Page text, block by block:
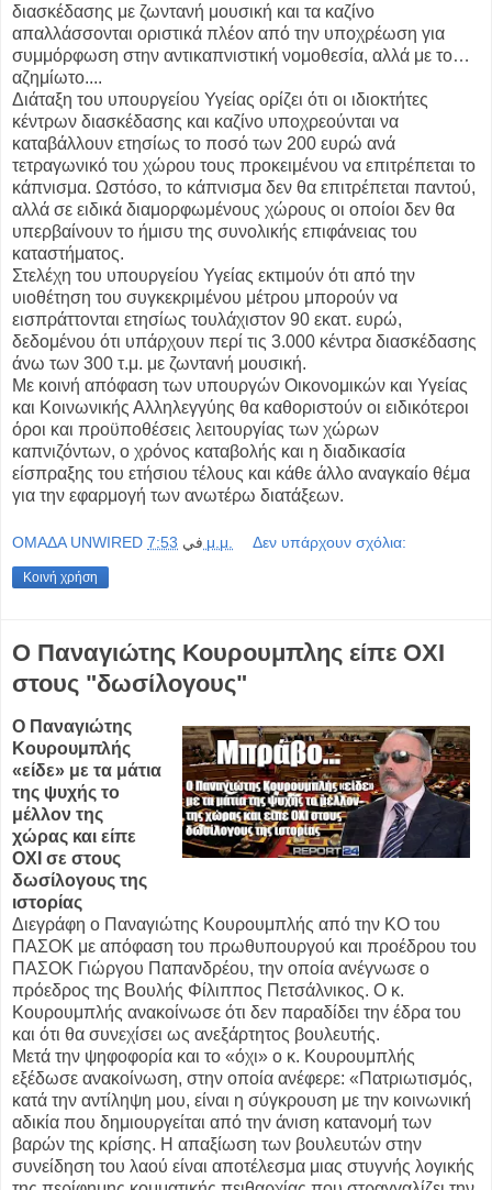
διασκέδασης με ζωντανή μουσική και τα καζίνο
απαλλάσσονται οριστικά πλέον από την υποχρέωση για
συμμόρφωση στην αντικαπνιστική νομοθεσία, αλλά με το…
αζημίωτο....
Διάταξη του υπουργείου Υγείας ορίζει ότι οι ιδιοκτήτες
κέντρων διασκέδασης και καζίνο υποχρεούνται να
καταβάλλουν ετησίως το ποσό των 200 ευρώ ανά
τετραγωνικό του χώρου τους προκειμένου να επιτρέπεται το
κάπνισμα. Ωστόσο, το κάπνισμα δεν θα επιτρέπεται παντού,
αλλά σε ειδικά διαμορφωμένους χώρους οι οποίοι δεν θα
υπερβαίνουν το ήμισυ της συνολικής επιφάνειας του
καταστήματος.
Στελέχη του υπουργείου Υγείας εκτιμούν ότι από την
υιοθέτηση του συγκεκριμένου μέτρου μπορούν να
εισπράττονται ετησίως τουλάχιστον 90 εκατ. ευρώ,
δεδομένου ότι υπάρχουν περί τις 3.000 κέντρα διασκέδασης
άνω των 300 τ.μ. με ζωντανή μουσική.
Με κοινή απόφαση των υπουργών Οικονομικών και Υγείας
και Κοινωνικής Αλληλεγγύης θα καθοριστούν οι ειδικότεροι
όροι και προϋποθέσεις λειτουργίας των χώρων
καπνιζόντων, ο χρόνος καταβολής και η διαδικασία
είσπραξης του ετήσιου τέλους και κάθε άλλο αναγκαίο θέμα
για την εφαρμογή των ανωτέρω διατάξεων.
OMAΔΑ UNWIRED في 7:53 μ.μ. Δεν υπάρχουν σχόλια:
Κοινή χρήση
Ο Παναγιώτης Κουρουμπλης είπε ΟΧΙ
στους "δωσίλογους"
Ο Παναγιώτης
Κουρουμπλής
«είδε» με τα μάτια
της ψυχής το
μέλλον της
χώρας και είπε
ΟΧΙ σε στους
δωσίλογους της
ιστορίας
Διεγράφη ο Παναγιώτης Κουρουμπλής από την ΚΟ του
ΠΑΣΟΚ με απόφαση του πρωθυπουργού και προέδρου του
ΠΑΣΟΚ Γιώργου Παπανδρέου, την οποία ανέγνωσε ο
πρόεδρος της Βουλής Φίλιππος Πετσάλνικος. Ο κ.
Κουρουμπλής ανακοίνωσε ότι δεν παραδίδει την έδρα του
και ότι θα συνεχίσει ως ανεξάρτητος βουλευτής.
Μετά την ψηφοφορία και το «όχι» ο κ. Κουρουμπλής
εξέδωσε ανακοίνωση, στην οποία ανέφερε: «Πατριωτισμός,
κατά την αντίληψη μου, είναι η σύγκρουση με την κοινωνική
αδικία που δημιουργείται από την άνιση κατανομή των
βαρών της κρίσης. Η απαξίωση των βουλευτών στην
συνείδηση του λαού είναι αποτέλεσμα μιας στυγνής λογικής